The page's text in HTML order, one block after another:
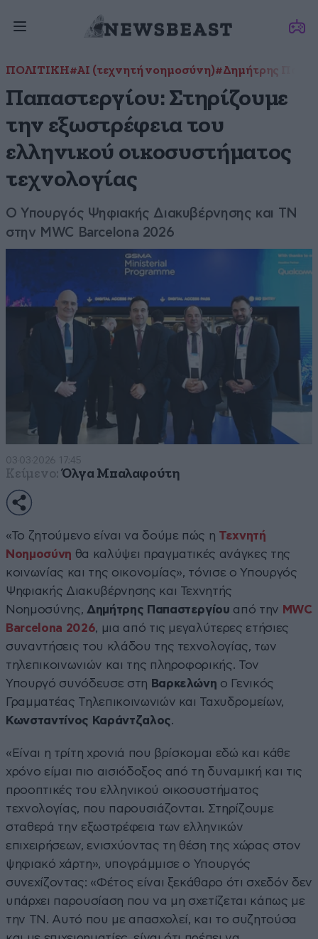
ΠΟΛΙΤΙΚΗ#ΑΙ (τεχνητή νοημοσύνη)#Δημήτρης
Παπαστεργίου: Στηρίζουμε
την εξωστρέφεια του
ελληνικού οικοσυστήματος
τεχνολογίας
Ο Υπουργός Ψηφιακής Διακυβέρνησης και ΤΝ
στην MWC Barcelona 2026
03·03·2026 17:45
Κείμενο: Όλγα Μπαλαφούτη
«Το ζητούμενο είναι να δούμε πώς η Τεχνητή
Νοημοσύνη θα καλύψει πραγματικές ανάγκες της
κοινωνίας και της οικονομίας», τόνισε ο Υπουργός
Ψηφιακής Διακυβέρνησης και Τεχνητής
Νοημοσύνης, Δημήτρης Παπαστεργίου από την MWC
Barcelona 2026, μια από τις μεγαλύτερες ετήσιες
συναντήσεις του κλάδου της τεχνολογίας, των
τηλεπικοινωνιών και της πληροφορικής. Τον
Υπουργό συνόδευσε στη Βαρκελώνη ο Γενικός
Γραμματέας Τηλεπικοινωνιών και Ταχυδρομείων,
Κωνσταντίνος Καράντζαλος.
«Είναι η τρίτη χρονιά που βρίσκομαι εδώ και κάθε
χρόνο είμαι πιο αισιόδοξος από τη δυναμική και τις
προοπτικές του ελληνικού οικοσυστήματος
τεχνολογίας, που παρουσιάζονται. Στηρίζουμε
σταθερά την εξωστρέφεια των ελληνικών
επιχειρήσεων, ενισχύοντας τη θέση της χώρας στον
ψηφιακό χάρτη», υπογράμμισε ο Υπουργός
συνεχίζοντας: «Φέτος είναι ξεκάθαρο ότι σχεδόν δεν
υπάρχει παρουσίαση που να μη σχετίζεται κάπως με
την TN. Αυτό που με απασχολεί, και το συζητούσα